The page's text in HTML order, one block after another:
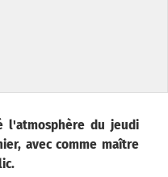
l'atmosphère du jeudi
avec comme maître